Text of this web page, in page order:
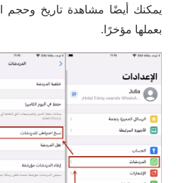
يمكنك أيضًا مشاهدة تاريخ وحجم
بعملها مؤخرًا.